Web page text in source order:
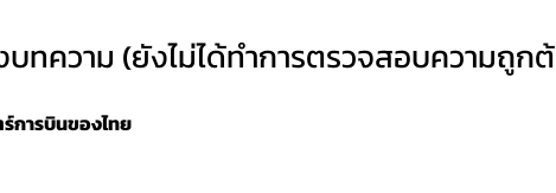
บทความ (ยังไม่ได้ทำการตรวจสอบความถูก
การบินของไทย